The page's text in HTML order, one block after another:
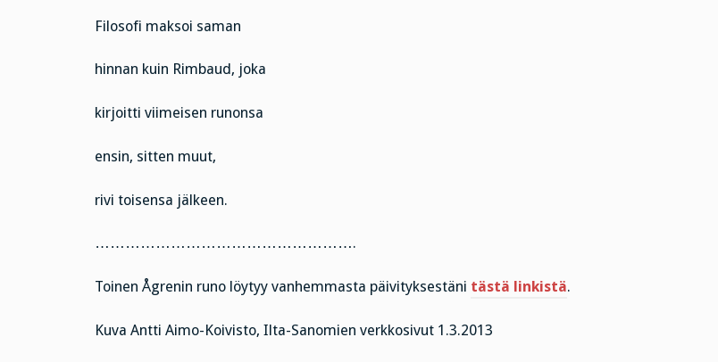
Filosofi maksoi saman
hinnan kuin Rimbaud, joka
kirjoitti viimeisen runonsa
ensin, sitten muut,
rivi toisensa jälkeen.
…………………………………………….
Toinen Ågrenin runo löytyy vanhemmasta päivityksestäni tästä linkistä.
Kuva Antti Aimo-Koivisto, Ilta-Sanomien verkkosivut 1.3.2013